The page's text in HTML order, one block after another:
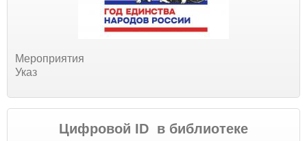
Мероприятия
Указ
Цифровой ID в библиотеке